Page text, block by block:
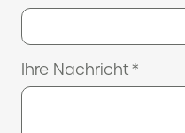
Ihre Nachricht *